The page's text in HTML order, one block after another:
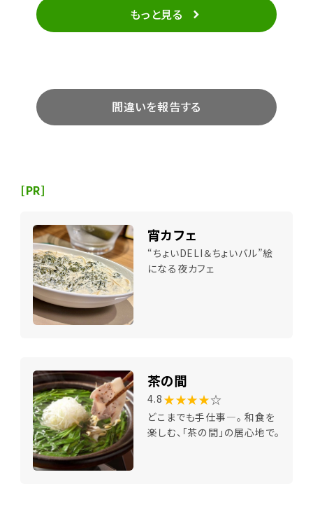
もっと見る
間違いを報告する
[PR]
宵カフェ
“ちょいDELI＆ちょいバル”絵
になる夜カフェ
茶の間
4.8 ★★★★☆
どこまでも手仕事―。 和食を
楽しむ、「茶の間」の居心地で。